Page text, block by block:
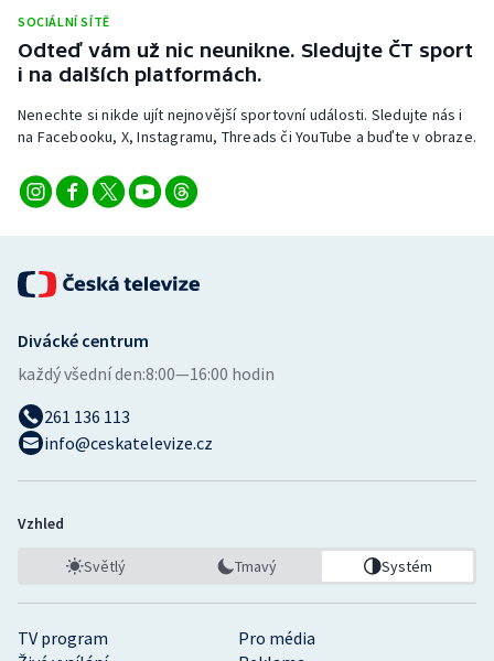
SOCIÁLNÍ SÍTĚ
Odteď vám už nic neunikne. Sledujte ČT sport
i na dalších platformách.
Nenechte si nikde ujít nejnovější sportovní události. Sledujte nás i
na Facebooku, X, Instagramu, Threads či YouTube a buďte v obraze.
TV program
Pro média
Divácké centrum
každý všední den:8:00—16:00 hodin
261 136 113
info@ceskatelevize.cz
Vzhled
Světlý Tmavý Systém